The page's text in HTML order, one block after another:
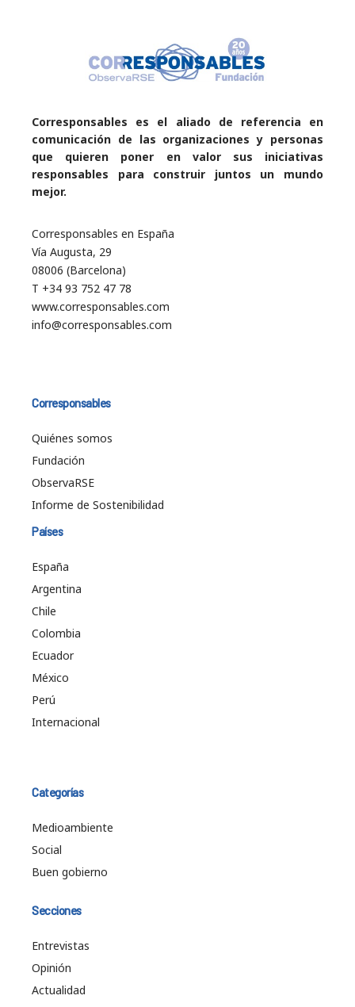
Corresponsables es el aliado de referencia en
comunicación de las organizaciones y personas
que quieren poner en valor sus iniciativas
responsables para construir juntos un mundo
mejor.
Corresponsables en España
Vía Augusta, 29
08006 (Barcelona)
T +34 93 752 47 78
www.corresponsables.com
info@corresponsables.com
Corresponsables
Quiénes somos
Fundación
ObservaRSE
Informe de Sostenibilidad
Países
España
Argentina
Chile
Colombia
Ecuador
México
Perú
Internacional
Categorías
Medioambiente
Social
Buen gobierno
Secciones
Entrevistas
Opinión
Actualidad